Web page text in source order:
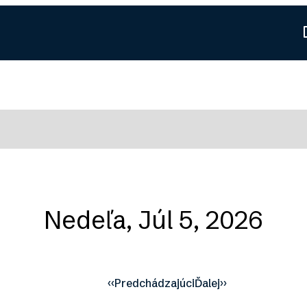
Nedeľa, Júl 5, 2026
‹‹PredchádzajúciĎalej››